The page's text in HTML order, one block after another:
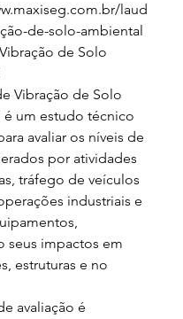
laud
de-solo-ambiental
de Solo
Vibração de Solo
um estudo técnico
avaliar os níveis de
por atividades
tráfego de veículos
industriais e
seus impactos em
estruturas e no
avaliação é